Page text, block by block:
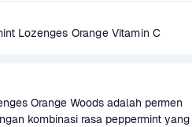
Lozenges Orange Vitamin C
Orange Woods adalah permen
kombinasi rasa peppermint yang